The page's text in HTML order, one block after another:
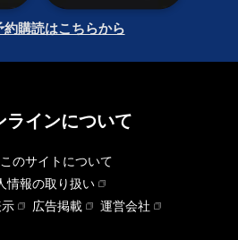
約購読はこちらから
ラインについて
このサイトについて
情報の取り扱い
広告掲載
運営会社